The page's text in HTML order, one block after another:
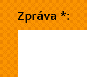
Zpráva *: